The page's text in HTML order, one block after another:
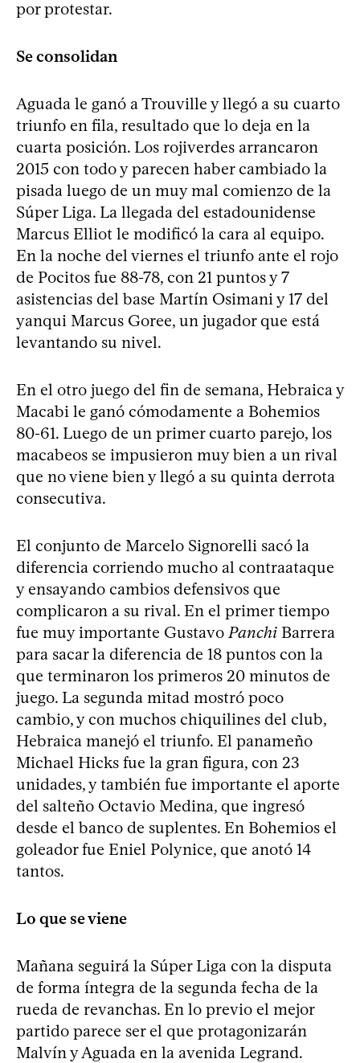
por protestar.
Se consolidan
Aguada le ganó a Trouville y llegó a su cuarto
triunfo en fila, resultado que lo deja en la
cuarta posición. Los rojiverdes arrancaron
2015 con todo y parecen haber cambiado la
pisada luego de un muy mal comienzo de la
Súper Liga. La llegada del estadounidense
Marcus Elliot le modificó la cara al equipo.
En la noche del viernes el triunfo ante el rojo
de Pocitos fue 88-78, con 21 puntos y 7
asistencias del base Martín Osimani y 17 del
yanqui Marcus Goree, un jugador que está
levantando su nivel.
En el otro juego del fin de semana, Hebraica y
Macabi le ganó cómodamente a Bohemios
80-61. Luego de un primer cuarto parejo, los
macabeos se impusieron muy bien a un rival
que no viene bien y llegó a su quinta derrota
consecutiva.
El conjunto de Marcelo Signorelli sacó la
diferencia corriendo mucho al contraataque
y ensayando cambios defensivos que
complicaron a su rival. En el primer tiempo
fue muy importante Gustavo Panchi Barrera
para sacar la diferencia de 18 puntos con la
que terminaron los primeros 20 minutos de
juego. La segunda mitad mostró poco
cambio, y con muchos chiquilines del club,
Hebraica manejó el triunfo. El panameño
Michael Hicks fue la gran figura, con 23
unidades, y también fue importante el aporte
del salteño Octavio Medina, que ingresó
desde el banco de suplentes. En Bohemios el
goleador fue Eniel Polynice, que anotó 14
tantos.
Lo que se viene
Mañana seguirá la Súper Liga con la disputa
de forma íntegra de la segunda fecha de la
rueda de revanchas. En lo previo el mejor
partido parece ser el que protagonizarán
Malvín y Aguada en la avenida Legrand.